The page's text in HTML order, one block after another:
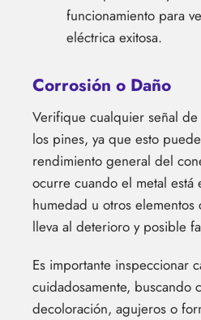
funcionamiento para
eléctrica exitosa.
Corrosión o Daño
Verifique cualquier señal
los pines, ya que esto
rendimiento general del
ocurre cuando el metal está
humedad u otros
lleva al deterioro y posible
Es importante inspeccionar
cuidadosamente, buscando
decoloración, agujeros o